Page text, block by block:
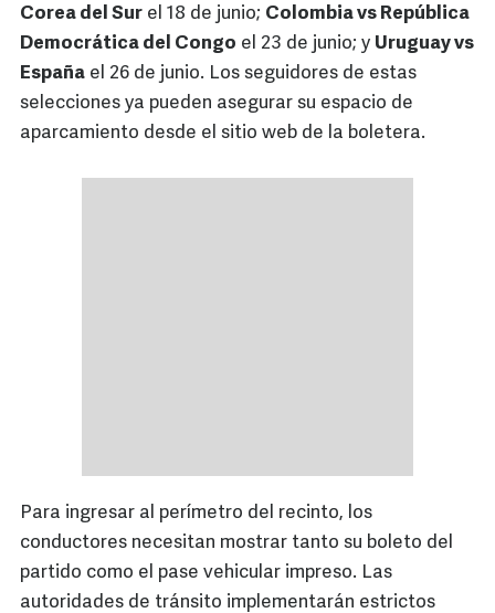
Corea del Sur el 18 de junio; Colombia vs República
Democrática del Congo el 23 de junio; y Uruguay vs
España el 26 de junio. Los seguidores de estas
selecciones ya pueden asegurar su espacio de
aparcamiento desde el sitio web de la boletera.
Para ingresar al perímetro del recinto, los
conductores necesitan mostrar tanto su boleto del
partido como el pase vehicular impreso. Las
autoridades de tránsito implementarán estrictos